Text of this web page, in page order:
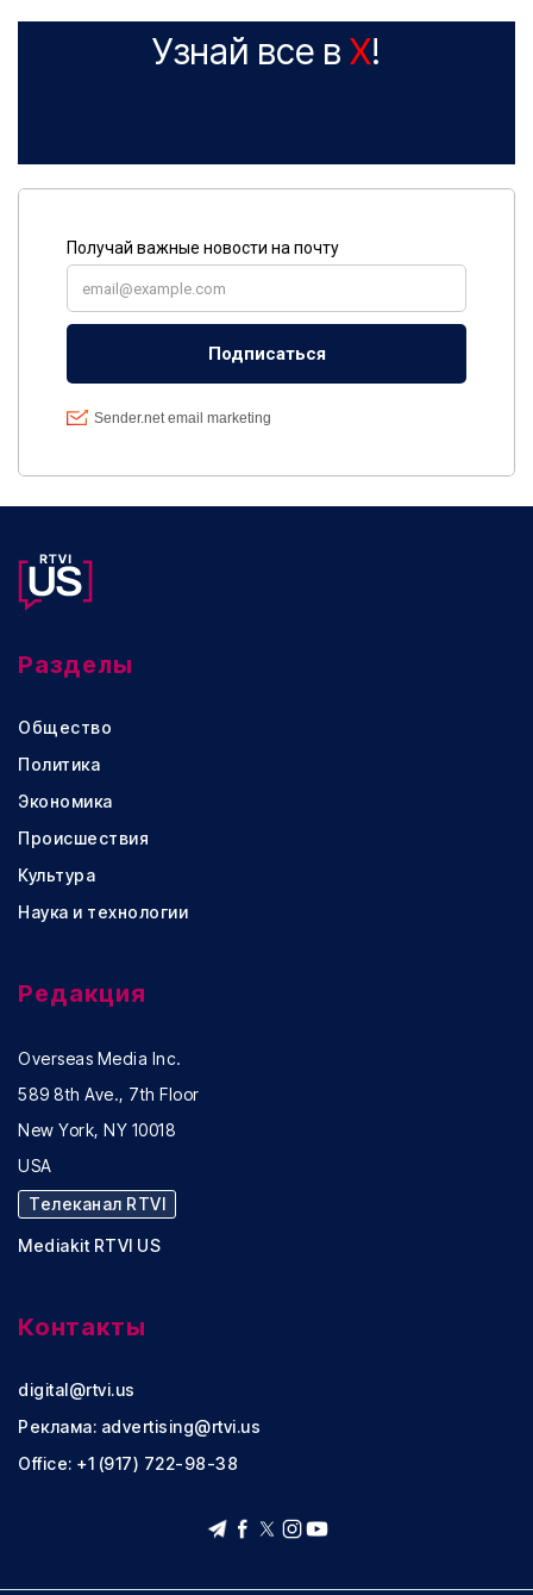
Узнай все в X!
Разделы
Общество
Политика
Экономика
Происшествия
Культура
Наука и технологии
Редакция
Overseas Media Inc.
589 8th Ave., 7th Floor
New York, NY 10018
USA
Телеканал RTVI
Mediakit RTVI US
Контакты
digital@rtvi.us
Реклама: advertising@rtvi.us
Office: +1 (917) 722-98-38